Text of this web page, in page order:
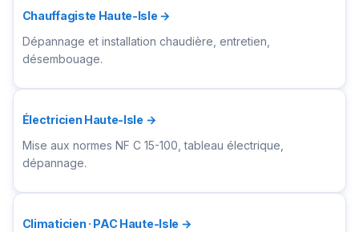
Chauffagiste Haute-Isle →
Dépannage et installation chaudière, entretien,
désembouage.
Électricien Haute-Isle →
Mise aux normes NF C 15-100, tableau électrique,
dépannage.
Climaticien · PAC Haute-Isle →